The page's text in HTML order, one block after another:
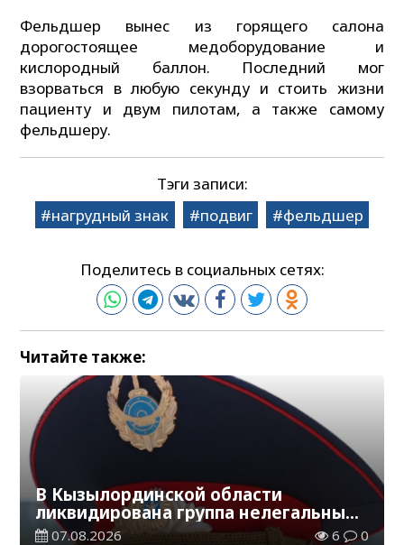
Фельдшер вынес из горящего салона
дорогостоящее медоборудование и
кислородный баллон. Последний мог
взорваться в любую секунду и стоить жизни
пациенту и двум пилотам, а также самому
фельдшеру.
Тэги записи:
нагрудный знак
подвиг фельдшер
Поделитесь в социальных сетях:
Читайте также:
В Кызылординской области
ликвидирована группа нелегальных
добытчиков золота
07.08.2026 6 0